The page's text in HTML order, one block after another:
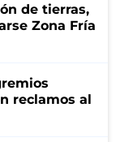
de tierras,
Zona Fría
reclamos al